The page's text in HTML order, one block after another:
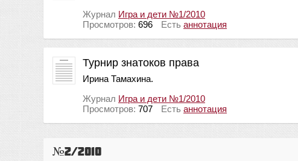
Журнал Игра и дети №1/2010
Просмотров: 696 Есть аннотация
Турнир знатоков права
Ирина Тамахина.
Журнал Игра и дети №1/2010
Просмотров: 707 Есть аннотация
№2/2010